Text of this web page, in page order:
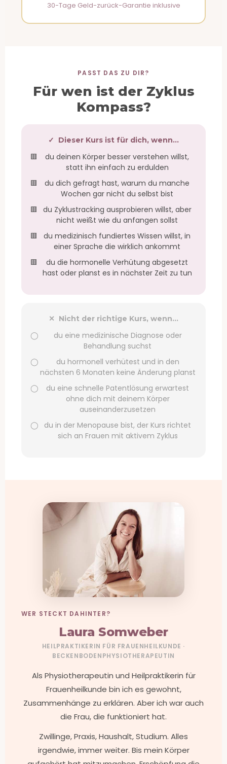
30-Tage Geld-zurück-Garantie inklusive
PASST DAS ZU DIR?
Für wen ist der Zyklus
Kompass?
✓ Dieser Kurs ist für dich, wenn…
🟥
du deinen Körper besser verstehen willst,
statt ihn einfach zu erdulden
🟥
du dich gefragt hast, warum du manche
Wochen gar nicht du selbst bist
🟥
du Zyklustracking ausprobieren willst, aber
nicht weißt wie du anfangen sollst
🟥
du medizinisch fundiertes Wissen willst, in
einer Sprache die wirklich ankommt
🟥
du die hormonelle Verhütung abgesetzt
hast oder planst es in nächster Zeit zu tun
✕ Nicht der richtige Kurs, wenn…
◯
du eine medizinische Diagnose oder
Behandlung suchst
◯
du hormonell verhütest und in den
nächsten 6 Monaten keine Änderung planst
◯
du eine schnelle Patentlösung erwartest
ohne dich mit deinem Körper
auseinanderzusetzen
◯
du in der Menopause bist, der Kurs richtet
sich an Frauen mit aktivem Zyklus
WER STECKT DAHINTER?
Laura Somweber
HEILPRAKTIKERIN FÜR FRAUENHEILKUNDE ·
BECKENBODENPHYSIOTHERAPEUTIN
Als Physiotherapeutin und Heilpraktikerin für
Frauenheilkunde bin ich es gewohnt,
Zusammenhänge zu erklären. Aber ich war auch
die Frau, die funktioniert hat.
Zwillinge, Praxis, Haushalt, Studium. Alles
irgendwie, immer weiter. Bis mein Körper